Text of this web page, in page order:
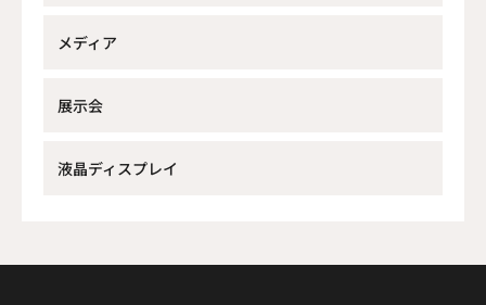
メディア
展示会
液晶ディスプレイ